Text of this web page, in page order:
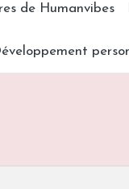
de Humanvibes